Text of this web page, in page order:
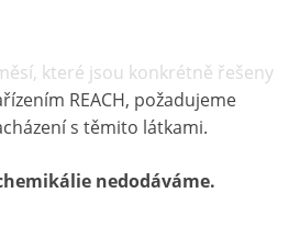
které jsou konkrétně řešeny
REACH, požadujeme
s těmito látkami.
nedodáváme.